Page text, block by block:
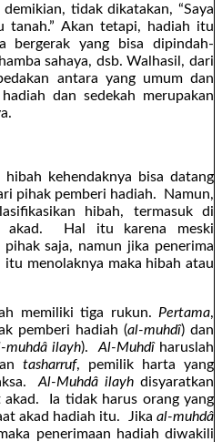
demikian, tidak dikatakan, “Saya
tanah.” Akan tetapi, hadiah itu
bergerak yang bisa dipindah-
sahaya, dsb. Walhasil, dari
antara yang umum dan
dan sedekah merupakan
hibah kehendaknya bisa datang
pihak pemberi hadiah. Namun,
hibah, termasuk di
akad. Hal itu karena meski
saja, namun jika penerima
menolaknya maka hibah atau
memiliki tiga rukun. Pertama,
pemberi hadiah (al-muhdî) dan
muhdâ ilayh). Al-Muhdî haruslah
tasharruf, pemilik harta yang
Al-Muhdâ ilayh disyaratkan
akad. Ia tidak harus orang yang
akad hadiah itu. Jikaal-muhdâ
penerimaan hadiah diwakili